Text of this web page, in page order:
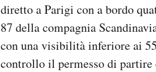
diretto a Parigi con a bordo
87 della compagnia
con una visibilità inferiore ai
controllo il permesso di